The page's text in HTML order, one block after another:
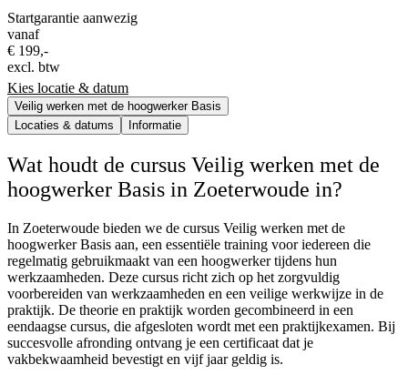
Startgarantie aanwezig
vanaf
€ 199,-
excl. btw
Kies locatie & datum
Veilig werken met de hoogwerker Basis
Locaties & datums
Informatie
Wat houdt de cursus Veilig werken met de
hoogwerker Basis in Zoeterwoude in?
In Zoeterwoude bieden we de cursus Veilig werken met de
hoogwerker Basis aan, een essentiële training voor iedereen die
regelmatig gebruikmaakt van een hoogwerker tijdens hun
werkzaamheden. Deze cursus richt zich op het zorgvuldig
voorbereiden van werkzaamheden en een veilige werkwijze in de
praktijk. De theorie en praktijk worden gecombineerd in een
eendaagse cursus, die afgesloten wordt met een praktijkexamen. Bij
succesvolle afronding ontvang je een certificaat dat je
vakbekwaamheid bevestigt en vijf jaar geldig is.